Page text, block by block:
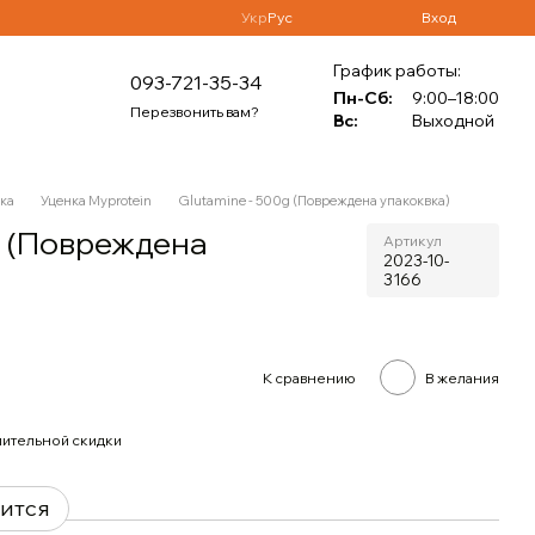
УкрРус Вход
093-721-35-34
Перезвонить вам?
График работы:
Пн-Сб:
9:00–18:00
Вс:
Выходной
Уценка Myprotein Glutamine - 500g (Повреждена упакоквка)
Артикул
2023-10-
3166
К сравнению В желания
скидки